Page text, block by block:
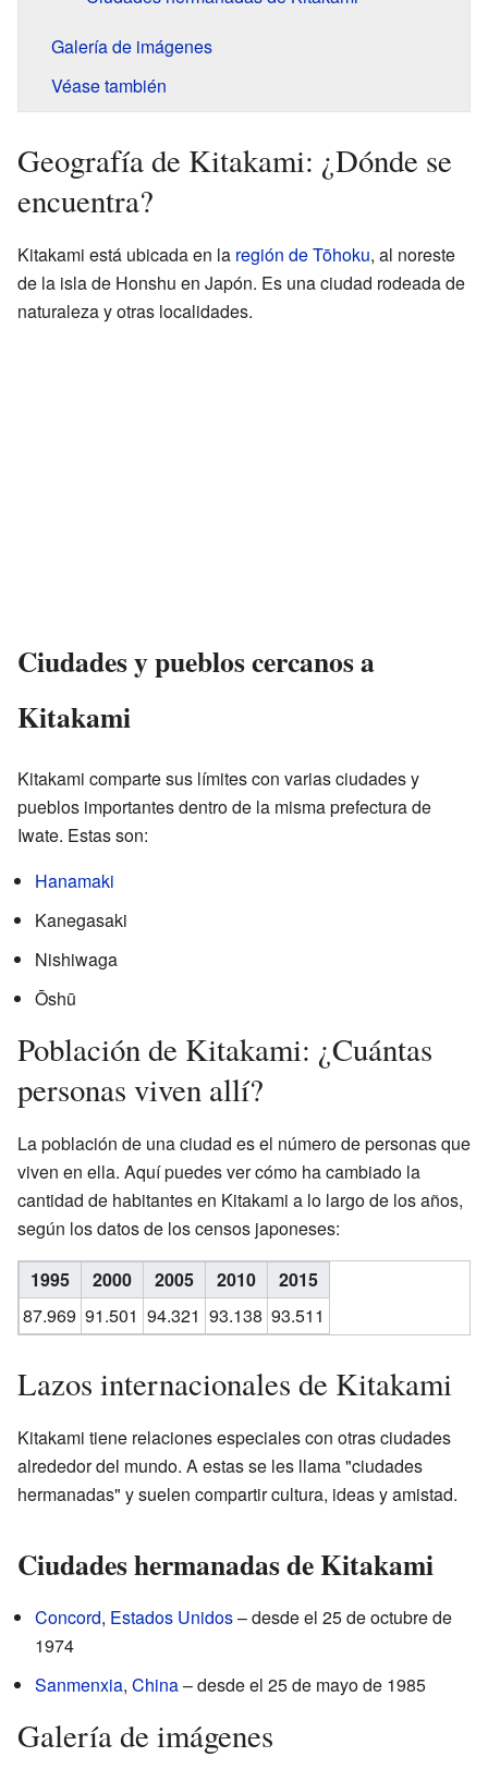
Galería de imágenes
Véase también
Geografía de Kitakami: ¿Dónde se
encuentra?
Kitakami está ubicada en la región de Tōhoku, al noreste
de la isla de Honshu en Japón. Es una ciudad rodeada de
naturaleza y otras localidades.
Ciudades y pueblos cercanos a
Kitakami
Kitakami comparte sus límites con varias ciudades y
pueblos importantes dentro de la misma prefectura de
Iwate. Estas son:
Hanamaki
Kanegasaki
Nishiwaga
Ōshū
Población de Kitakami: ¿Cuántas
personas viven allí?
La población de una ciudad es el número de personas que
viven en ella. Aquí puedes ver cómo ha cambiado la
cantidad de habitantes en Kitakami a lo largo de los años,
según los datos de los censos japoneses:
1995 2000 2005 2010
2015
87.969 91.501 94.321 93.138 93.511
Lazos internacionales de Kitakami
Kitakami tiene relaciones especiales con otras ciudades
alrededor del mundo. A estas se les llama "ciudades
hermanadas" y suelen compartir cultura, ideas y amistad.
Ciudades hermanadas de Kitakami
Concord, Estados Unidos– desde el 25 de octubre de
1974
Sanmenxia, China– desde el 25 de mayo de 1985
Galería de imágenes